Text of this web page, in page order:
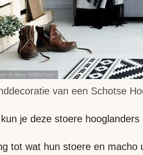
van een Schotse
je deze stoere
tot wat hun stoere en